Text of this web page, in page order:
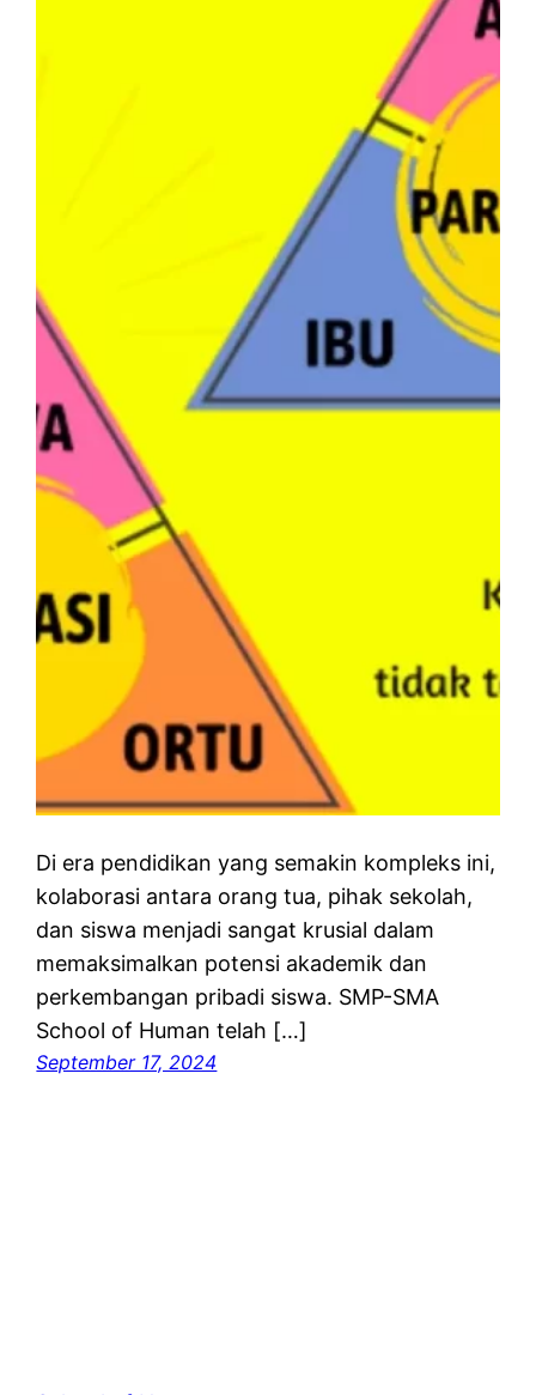
Di era pendidikan yang semakin kompleks ini,
kolaborasi antara orang tua, pihak sekolah,
dan siswa menjadi sangat krusial dalam
memaksimalkan potensi akademik dan
perkembangan pribadi siswa. SMP-SMA
School of Human telah […]
September 17, 2024